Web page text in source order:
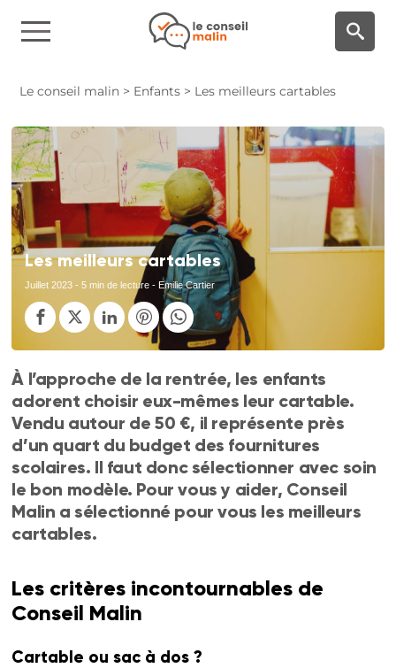
Le conseil malin > Enfants > Les meilleurs cartables
Les meilleurs cartables
Juillet 2023 - 5 min de lecture - Emilie Cartier
À l’approche de la rentrée, les enfants
adorent choisir eux-mêmes leur cartable.
Vendu autour de 50 €, il représente près
d’un quart du budget des fournitures
scolaires. Il faut donc sélectionner avec soin
le bon modèle. Pour vous y aider, Conseil
Malin a sélectionné pour vous les meilleurs
cartables.
Les critères incontournables de
Conseil Malin
Cartable ou sac à dos ?